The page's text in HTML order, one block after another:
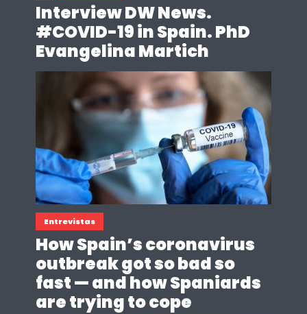
Interview DW News.
#COVID-19 in Spain. PhD
Evangelina Martich
Entrevistas
How Spain’s coronavirus
outbreak got so bad so
fast — and how Spaniards
are trying to cope